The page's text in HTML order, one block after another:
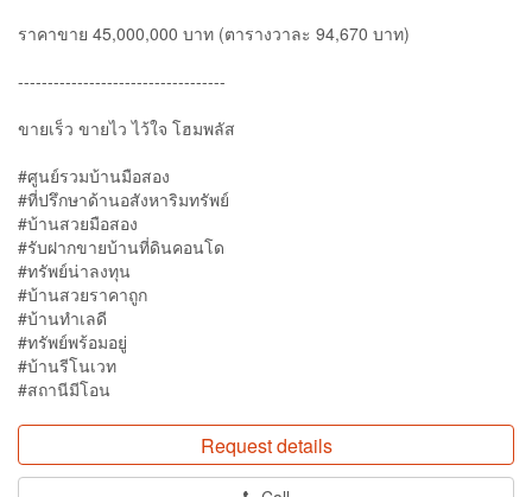
ราคาขาย 45,000,000 บาท (ตารางวาละ 94,670 บาท)
-----------------------------------
ขายเร็ว ขายไว ไว้ใจ โฮมพลัส
#ศูนย์รวมบ้านมือสอง
#ที่ปรึกษาด้านอสังหาริมทรัพย์
#บ้านสวยมือสอง
#รับฝากขายบ้านที่ดินคอนโด
#ทรัพย์น่าลงทุน
#บ้านสวยราคาถูก
#บ้านทำเลดี
#ทรัพย์พร้อมอยู่
#บ้านรีโนเวท
#สถานีมีโอน
Request details